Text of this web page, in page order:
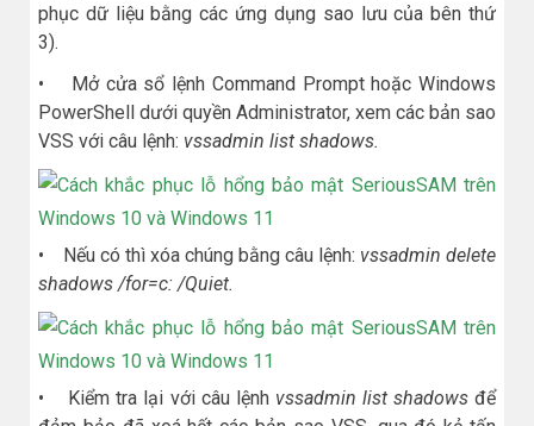
phục dữ liệu bằng các ứng dụng sao lưu của bên thứ
3).
• Mở cửa sổ lệnh Command Prompt hoặc Windows
PowerShell dưới quyền Administrator, xem các bản sao
VSS với câu lệnh: vssadmin list shadows.
• Nếu có thì xóa chúng bằng câu lệnh: vssadmin delete
shadows /for=c: /Quiet.
• Kiểm tra lại với câu lệnh vssadmin list shadowsđể